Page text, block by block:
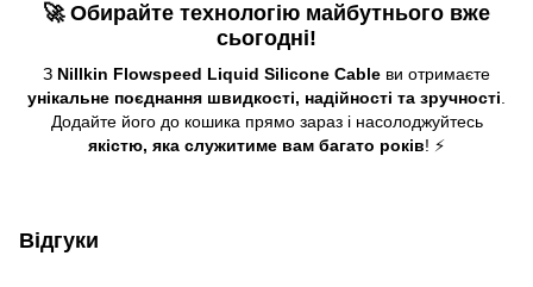
🚀 Обирайте технологію майбутнього вже
сьогодні!
З Nillkin Flowspeed Liquid Silicone Cable ви отримаєте
унікальне поєднання швидкості, надійності та зручності
Додайте його до кошика прямо зараз і насолоджуйтесь
якістю, яка служитиме вам багато років! ⚡
Відгуки